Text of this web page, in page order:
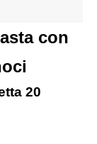
con
20